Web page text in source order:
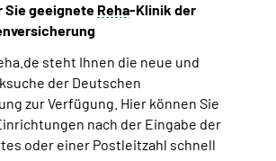
Sie geeignete Reha-Klinik der
steht Ihnen die neue und
der Deutschen
zur Verfügung. Hier können Sie
nach der Eingabe der
oder einer Postleitzahl schnell